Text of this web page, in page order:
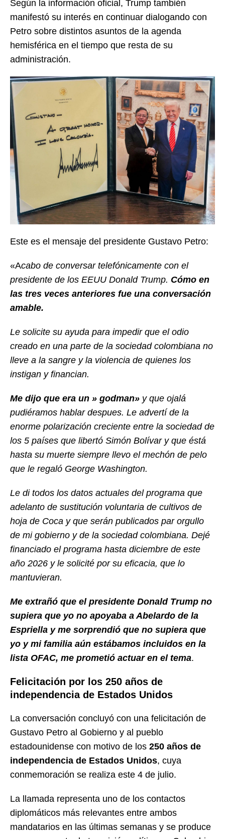
Según la información oficial, Trump también
manifestó su interés en continuar dialogando con
Petro sobre distintos asuntos de la agenda
hemisférica en el tiempo que resta de su
administración.
Este es el mensaje del presidente Gustavo Petro:
«Acabo de conversar telefónicamente con el
presidente de los EEUU Donald Trump. Cómo en
las tres veces anteriores fue una conversación
amable.
Le solicite su ayuda para impedir que el odio
creado en una parte de la sociedad colombiana no
lleve a la sangre y la violencia de quienes los
instigan y financian.
Me dijo que era un » godman» y que ojalá
pudiéramos hablar despues. Le advertí de la
enorme polarización creciente entre la sociedad de
los 5 países que libertó Simón Bolívar y que éstá
hasta su muerte siempre llevo el mechón de pelo
que le regaló George Washington.
Le di todos los datos actuales del programa que
adelanto de sustitución voluntaria de cultivos de
hoja de Coca y que serán publicados par orgullo
de mi gobierno y de la sociedad colombiana. Dejé
financiado el programa hasta diciembre de este
año 2026 y le solicité por su eficacia, que lo
mantuvieran.
Me extrañó que el presidente Donald Trump no
supiera que yo no apoyaba a Abelardo de la
Espriella y me sorprendió que no supiera que
yo y mi familia aún estábamos incluidos en la
lista OFAC, me prometió actuar en el tema.
Felicitación por los 250 años de
independencia de Estados Unidos
La conversación concluyó con una felicitación de
Gustavo Petro al Gobierno y al pueblo
estadounidense con motivo de los 250 años de
independencia de Estados Unidos, cuya
conmemoración se realiza este 4 de julio.
La llamada representa uno de los contactos
diplomáticos más relevantes entre ambos
mandatarios en las últimas semanas y se produce